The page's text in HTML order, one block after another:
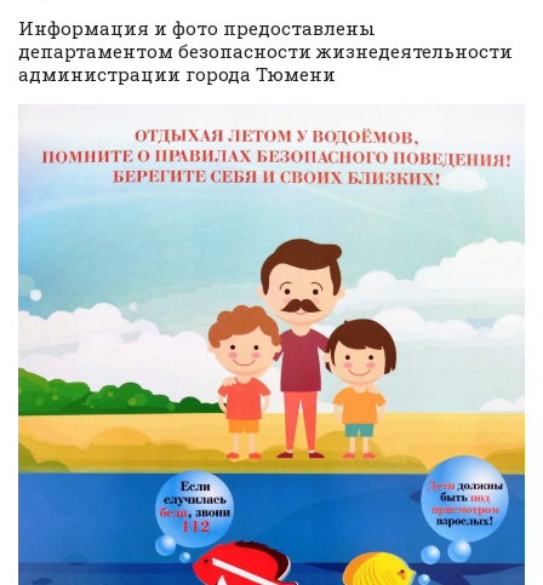
Информация и фото предоставлены
департаментом безопасности жизнедеятельности
администрации города Тюмени